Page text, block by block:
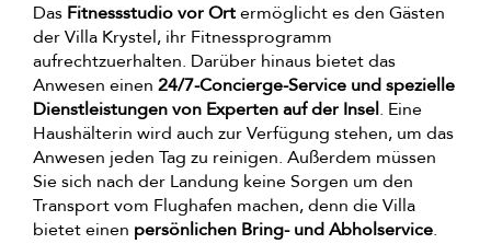
Das Fitnessstudio vor Ortermöglicht es den Gästen
der Villa Krystel, ihr Fitnessprogramm
aufrechtzuerhalten. Darüber hinaus bietet das
Anwesen einen 24/7-Concierge-Service und spezielle
Dienstleistungen von Experten auf der Insel. Eine
Haushälterin wird auch zur Verfügung stehen, um das
Anwesen jeden Tag zu reinigen. Außerdem müssen
Sie sich nach der Landung keine Sorgen um den
Transport vom Flughafen machen, denn die Villa
bietet einen persönlichen Bring- und Abholservice.